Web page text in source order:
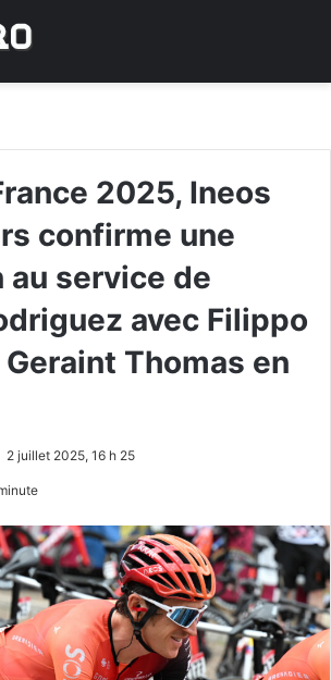
2025, Ineos
confirme une
service de
avec Filippo
Geraint Thomas en
2 juillet 2025, 16 h 25